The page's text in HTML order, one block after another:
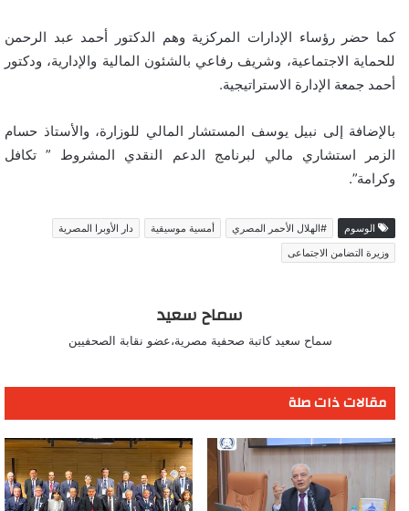
كما حضر رؤساء الإدارات المركزية وهم الدكتور أحمد عبد الرحمن
للحماية الاجتماعية، وشريف رفاعي بالشئون المالية والإدارية، ودكتور
أحمد جمعة الإدارة الاستراتيجية.
بالإضافة إلى نبيل يوسف المستشار المالي للوزارة، والأستاذ حسام
الزمر استشاري مالي لبرنامج الدعم النقدي المشروط ” تكافل
وكرامة”.
الوسوم #الهلال الأحمر المصري أمسية موسيقية
دار الأوبرا المصرية
وزيرة التضامن الاجتماعى
سماح سعيد
سماح سعيد كاتبة صحفية مصرية،عضو نقابة الصحفيين
مقالات ذات صلة